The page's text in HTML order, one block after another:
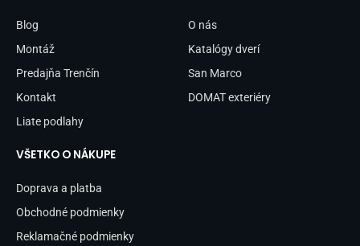
o
k
-
Blog
Montáž
Predajňa Trenčín
Kontakt
Liate podlahy
O nás
Katalógy dverí
San Marco
DOMAT exteriéry
VŠETKO O NÁKUPE
Doprava a platba
Obchodné podmienky
Reklamačné podmienky